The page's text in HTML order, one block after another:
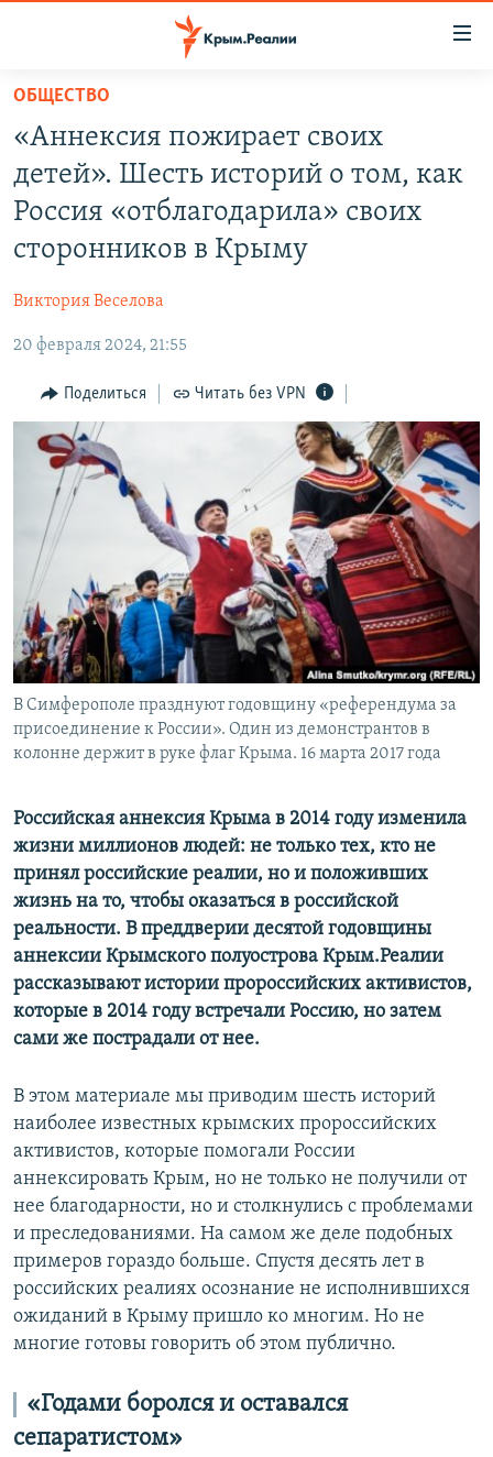
Вернуться
основному
содержанию
Вернутся
главной
Вернутся
КАРТА ВОЕННЫХ ОБЪЕКТОВ КРЫМА
ВОДА
ИНТЕРАКТИВ
ИНФОГРАФИКА
ТЕЛЕПРОЕКТ КРЫМ.РЕАЛИИ
СОВЕТЫ ПРАВОЗАЩИТНИКОВ
ПРОПАВШИЕ БЕЗ ВЕСТИ
ПОБЕДИТЕЛЕЙ НЕ СУДЯТ?
КРЫМ.НЕПОКОРЕННЫЙ
ELIFBE
УКРАИНСКАЯ ПРОБЛЕМА КРЫМА
РАДІО СВОБОДА
КАК ОБОЙТИ БЛОКИРОВКУ
Qırımtatar
ПРИСОЕДИНЯЙТЕСЬ!
Все сайты RFE/RL
ОБЩЕСТВО
«Аннексия пожирает своих
детей». Шесть историй о том, как
Россия «отблагодарила» своих
сторонников в Крыму
Виктория Веселова
20 февраля 2024, 21:55
Поделиться Читать без VPN
В Симферополе празднуют годовщину «референдума за
присоединение к России». Один из демонстрантов в
колонне держит в руке флаг Крыма. 16 марта 2017 года
Российская аннексия Крыма в 2014 году изменила
жизни миллионов людей: не только тех, кто не
принял российские реалии, но и положивших
жизнь на то, чтобы оказаться в российской
реальности. В преддверии десятой годовщины
аннексии Крымского полуострова Крым.Реалии
рассказывают истории пророссийских активистов,
которые в 2014 году встречали Россию, но затем
сами же пострадали от нее.
В этом материале мы приводим шесть историй
наиболее известных крымских пророссийских
активистов, которые помогали России
аннексировать Крым, но не только не получили от
нее благодарности, но и столкнулись с проблемами
и преследованиями. На самом же деле подобных
примеров гораздо больше. Спустя десять лет в
российских реалиях осознание не исполнившихся
ожиданий в Крыму пришло ко многим. Но не
многие готовы говорить об этом публично.
«Годами боролся и оставался
сепаратистом»